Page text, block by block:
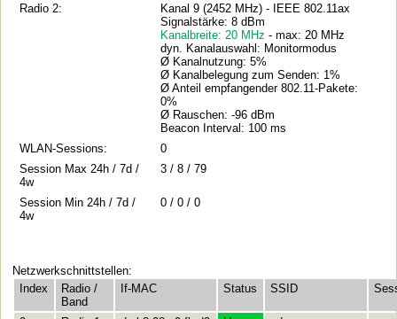
Radio 2:
Kanal 9 (2452 MHz) - IEEE 802.11ax
Signalstärke: 8 dBm
Kanalbreite: 20 MHz- max: 20 MHz
dyn. Kanalauswahl: Monitormodus
Ø Kanalnutzung: 5%
Ø Kanalbelegung zum Senden: 1%
Ø Anteil empfangender 802.11-Pakete:
0%
Ø Rauschen: -96 dBm
Beacon Interval: 100 ms
WLAN-Sessions:
0
Session Max 24h / 7d /
4w
3 / 8 / 79
Session Min 24h / 7d /
4w
0 / 0 / 0
Netzwerkschnittstellen:
Index
Radio /
Band
If-MAC Status SSID